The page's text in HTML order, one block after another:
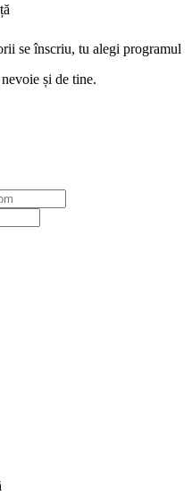
se înscriu, tu alegi programul
și de tine.